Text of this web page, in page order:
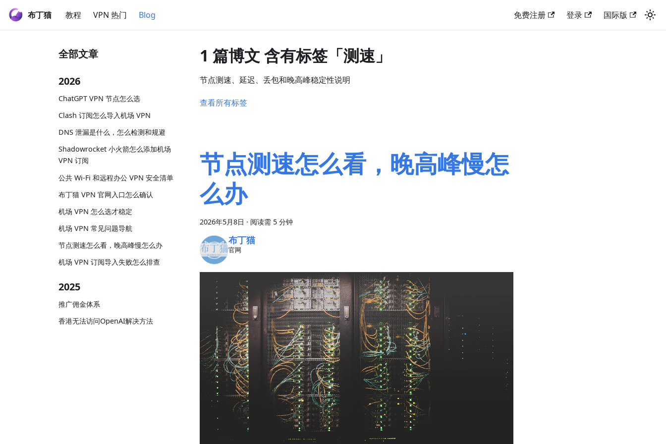
布丁猫 教程 VPN 热门 Blog 免费注册 登录 国际版
全部文章
2026
ChatGPT VPN 节点怎么选
Clash 订阅怎么导入机场 VPN
DNS 泄漏是什么，怎么检测和规避
Shadowrocket 小火箭怎么添加机场
VPN 订阅
公共 Wi-Fi 和远程办公 VPN 安全清单
布丁猫 VPN 官网入口怎么确认
机场 VPN 怎么选才稳定
机场 VPN 常见问题导航
节点测速怎么看，晚高峰慢怎么办
机场 VPN 订阅导入失败怎么排查
2025
推广佣金体系
香港无法访问OpenAI解决方法
1 篇博文 含有标签「测速」
节点测速、延迟、丢包和晚高峰稳定性说明
查看所有标签
节点测速怎么看，晚高峰慢怎
么办
2026年5月8日 · 阅读需 5 分钟
布丁猫
官网